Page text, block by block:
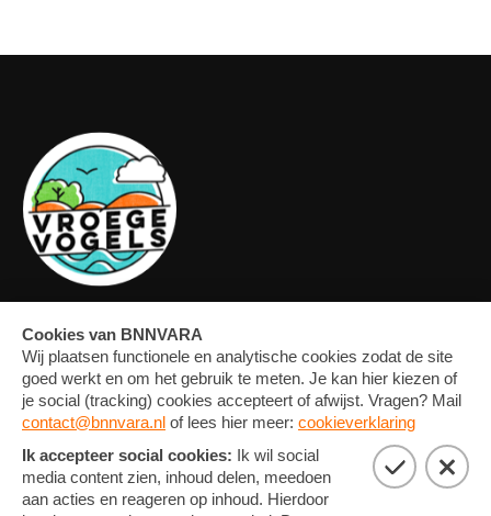
OVERZICHT
MEDIA
FOTO'S
CONTACT
PRIVACY EN COOKIE